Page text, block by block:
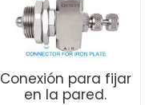
Conexión para fijar
en la pared.